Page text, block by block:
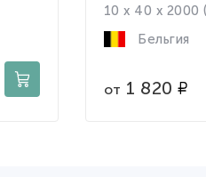
10 x 40 x 2000
Бельгия
от 1 820